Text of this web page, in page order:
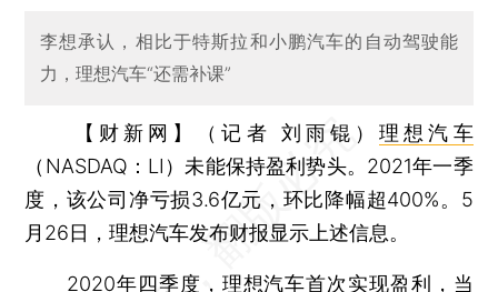
李想承认，相比于特斯拉和小鹏汽车的自动驾驶能
力，理想汽车“还需补课”
【财新网】（记者 刘雨锟）理想汽车
（NASDAQ：LI）未能保持盈利势头。2021年一季
度，该公司净亏损3.6亿元，环比降幅超400%。5
月26日，理想汽车发布财报显示上述信息。
2020年四季度，理想汽车首次实现盈利，当